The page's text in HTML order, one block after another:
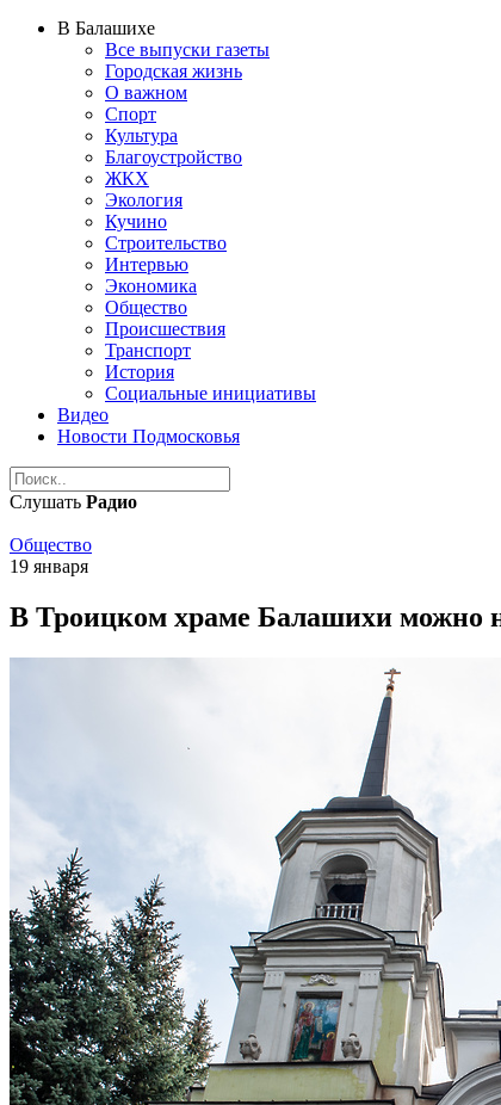
В Балашихе
Все выпуски газеты
Городская жизнь
О важном
Спорт
Культура
Благоустройство
ЖКХ
Экология
Кучино
Строительство
Интервью
Экономика
Общество
Происшествия
Транспорт
История
Социальные инициативы
Видео
Новости Подмосковья
Слушать Радио
Общество
19 января
В Троицком храме Балашихи можно